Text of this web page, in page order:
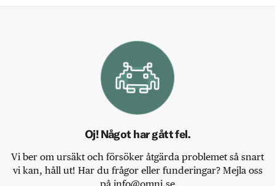
Oj! Något har gått fel.
Vi ber om ursäkt och försöker åtgärda problemet så snart
vi kan, håll ut! Har du frågor eller funderingar? Mejla oss